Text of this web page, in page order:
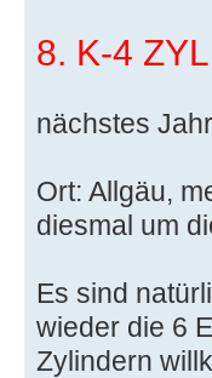
8. K-4
nächstes
Ort: Allgäu,
diesmal um
Es sind
wieder die 6
Zylindern